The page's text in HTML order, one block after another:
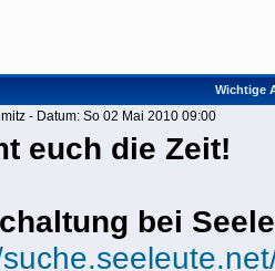
Wichtige
- Datum: So 02 Mai 2010 09:00
euch die Zeit!
bei